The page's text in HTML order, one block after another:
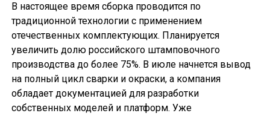
В настоящее время сборка проводится по
традиционной технологии с применением
отечественных комплектующих. Планируется
увеличить долю российского штамповочного
производства до более 75%. В июле начнется вывод
на полный цикл сварки и окраски, а компания
обладает документацией для разработки
собственных моделей и платформ. Уже